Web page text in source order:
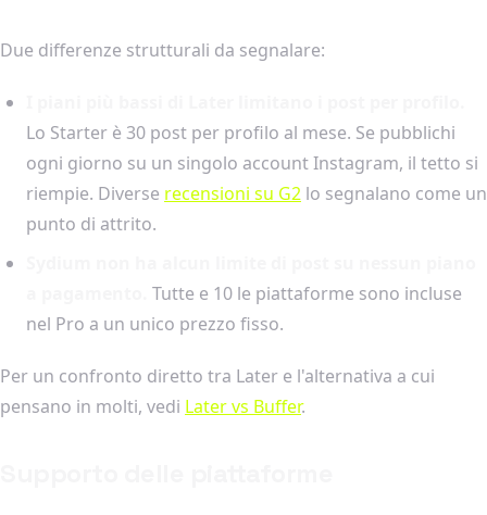
Due differenze strutturali da segnalare:
Lo Starter è 30 post per profilo al mese. Se pubblichi
ogni giorno su un singolo account Instagram, il tetto si
riempie. Diverse recensioni su G2 lo segnalano come un
punto di attrito.
Tutte e 10 le piattaforme sono incluse
nel Pro a un unico prezzo fisso.
Per un confronto diretto tra Later e l'alternativa a cui
pensano in molti, vedi Later vs Buffer.